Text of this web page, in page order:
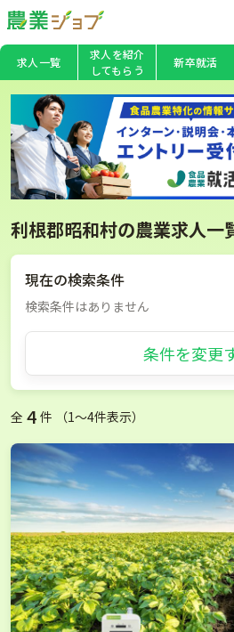
求人一覧
求人を紹介
してもらう
新卒就活
利根郡昭和村の農業求人一
現在の検索条件
検索条件はありません
条件を変更
全 4 件 （1〜4件表示）